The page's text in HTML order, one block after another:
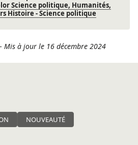
Science politique, Humanités,
Histoire - Science politique
Mis à jour le 16 décembre 2024
NOUVEAUTÉ